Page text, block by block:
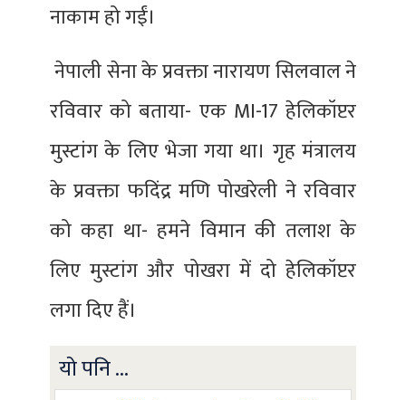
नाकाम हो गईं।
नेपाली सेना के प्रवक्ता नारायण सिलवाल ने
रविवार को बताया- एक MI-17 हेलिकॉप्टर
मुस्टांग के लिए भेजा गया था। गृह मंत्रालय
के प्रवक्ता फदिंद्र मणि पोखरेली ने रविवार
को कहा था- हमने विमान की तलाश के
लिए मुस्टांग और पोखरा में दो हेलिकॉप्टर
लगा दिए हैं।
यो पनि ...